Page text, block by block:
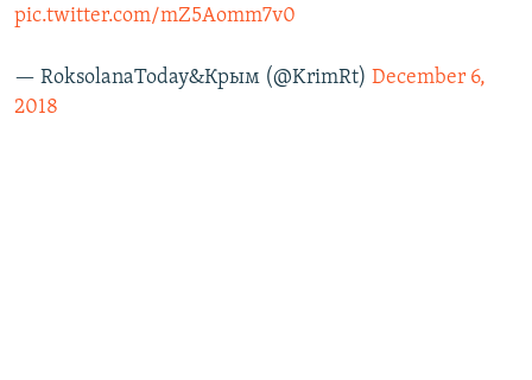
pic.twitter.com/mZ5Aomm7v0
— RoksolanaToday&Крым (@KrimRt) December 6,
2018